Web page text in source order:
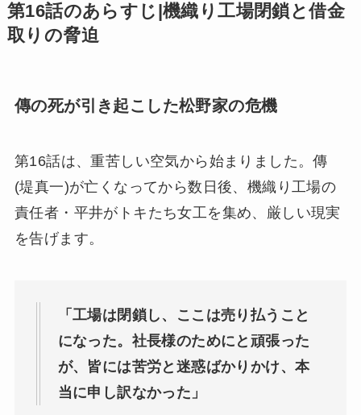
第16話のあらすじ|機織り工場閉鎖と借金
取りの脅迫
傳の死が引き起こした松野家の危機
第16話は、重苦しい空気から始まりました。傳
(堤真一)が亡くなってから数日後、機織り工場の
責任者・平井がトキたち女工を集め、厳しい現実
を告げます。
「工場は閉鎖し、ここは売り払うこと
になった。社長様のためにと頑張った
が、皆には苦労と迷惑ばかりかけ、本
当に申し訳なかった」